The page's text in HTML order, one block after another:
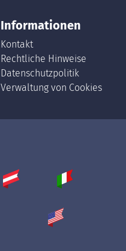
Informationen
Kontakt
Rechtliche Hinweise
Datenschutzpolitik
Verwaltung von Cookies